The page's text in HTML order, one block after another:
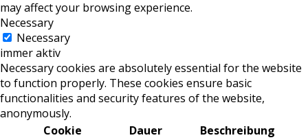
may affect your browsing experience.
Necessary
Necessary
immer aktiv
Necessary cookies are absolutely essential for the website
to function properly. These cookies ensure basic
functionalities and security features of the website,
anonymously.
Cookie
Dauer Beschreibung